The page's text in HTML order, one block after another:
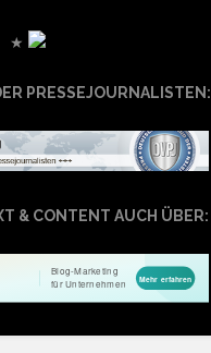
PRESSEJOURNALISTEN:
& CONTENT AUCH ÜBER: